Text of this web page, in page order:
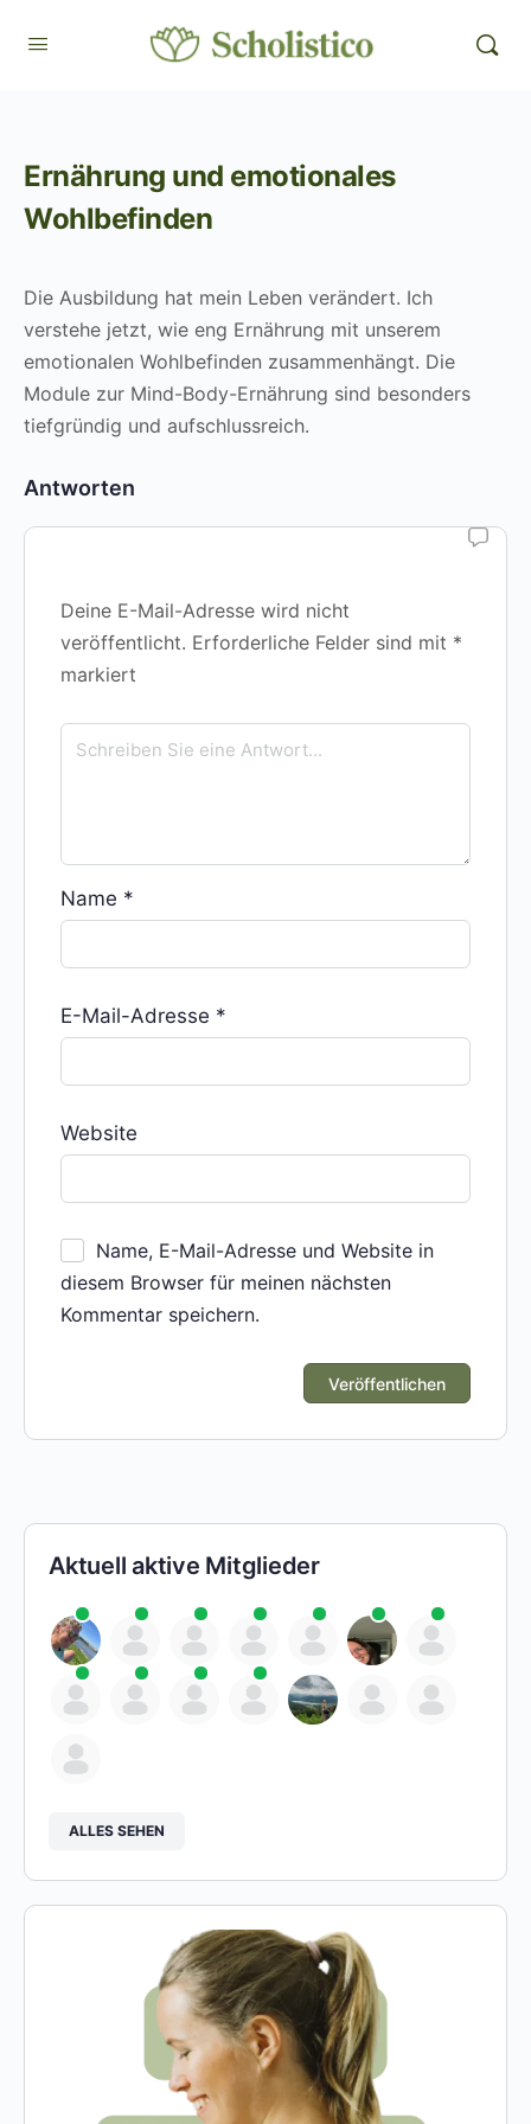
Ernährung und emotionales
Wohlbefinden
Die Ausbildung hat mein Leben verändert. Ich
verstehe jetzt, wie eng Ernährung mit unserem
emotionalen Wohlbefinden zusammenhängt. Die
Module zur Mind-Body-Ernährung sind besonders
tiefgründig und aufschlussreich.
Antworten
Deine E-Mail-Adresse wird nicht
veröffentlicht. Erforderliche Felder sind mit *
markiert
Name *
E-Mail-Adresse *
Website
Name, E-Mail-Adresse und Website in
diesem Browser für meinen nächsten
Kommentar speichern.
Aktuell aktive Mitglieder
ALLES SEHEN